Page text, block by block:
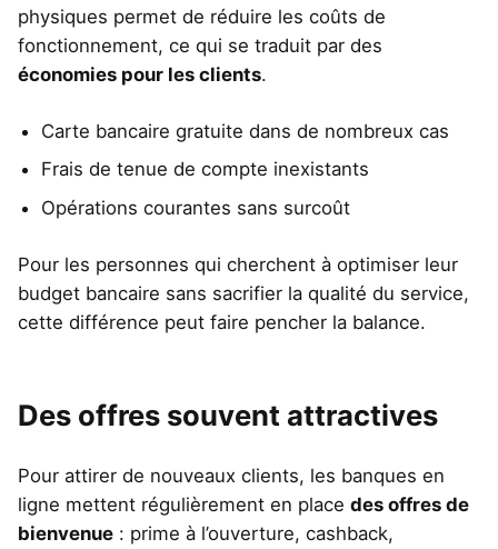
physiques permet de réduire les coûts de
fonctionnement, ce qui se traduit par des
économies pour les clients.
Carte bancaire gratuite dans de nombreux cas
Frais de tenue de compte inexistants
Opérations courantes sans surcoût
Pour les personnes qui cherchent à optimiser leur
budget bancaire sans sacrifier la qualité du service,
cette différence peut faire pencher la balance.
Des offres souvent attractives
Pour attirer de nouveaux clients, les banques en
ligne mettent régulièrement en place des offres de
bienvenue : prime à l’ouverture, cashback,